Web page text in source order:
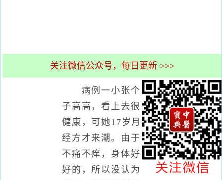
关注微信公众号，每日更新 >>>
病例一小张个
子高高，看上去很
健康，可她17岁月
经方才来潮。由于
不痛不痒，身体好
好的，所以没认为